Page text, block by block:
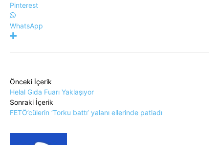
Pinterest
WhatsApp
Önceki İçerik
Helal Gıda Fuarı Yaklaşıyor
Sonraki İçerik
FETÖ’cülerin ‘Torku battı’ yalanı ellerinde patladı